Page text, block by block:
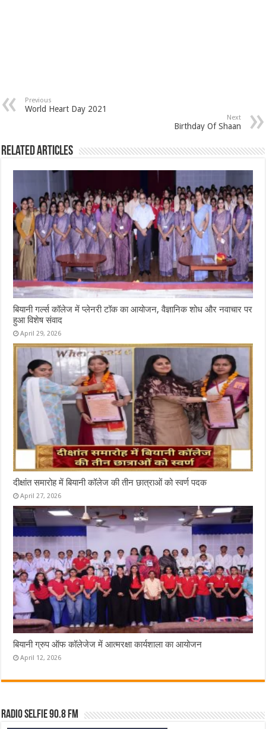
Previous
World Heart Day 2021
Next
Birthday Of Shaan
Related Articles
बियानी गर्ल्स कॉलेज में प्लेनरी टॉक का आयोजन, वैज्ञानिक शोध और नवाचार पर
हुआ विशेष संवाद
April 29, 2026
दीक्षांत समारोह में बियानी कॉलेज की तीन छात्राओं को स्वर्ण पदक
April 27, 2026
बियानी ग्रुप ऑफ कॉलेजेज में आत्मरक्षा कार्यशाला का आयोजन
April 12, 2026
Radio Selfie 90.8 FM